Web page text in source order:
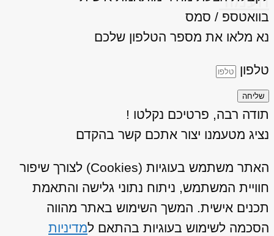
בוואטספ / סמס
נא מלאו את מספר הטלפון שלכם
טלפון
שליחה
תודה רבה, פרטיכם נקלטו !
נציג מטעמנו יצור אתכם קשר בהקדם
האתר משתמש בעוגיות (Cookies) לצורך שיפור
חוויית המשתמש, ניתוח נתוני גלישה והתאמת
תכנים אישית. המשך השימוש באתר מהווה
הסכמה לשימוש בעוגיות בהתאם למדיניות